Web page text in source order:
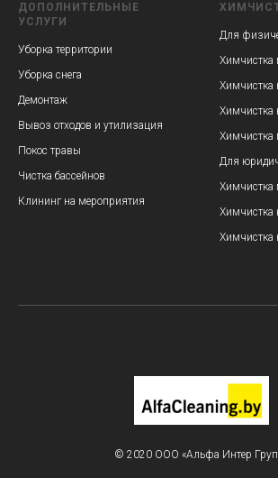
ДОПОЛНИТЕЛЬНЫЕ
УСЛУГИ
Уборка территории
Уборка снега
Демонтаж
Вывоз отходов и утилизация
Покос травы
Чистка бассейнов
Клининг на мероприятия
Для
Химчистка
Химчистка
Химчистка
Химчистка
Для
Химчистка
Химчистка
Химчистка
© 2020 ООО «Альфа Интер